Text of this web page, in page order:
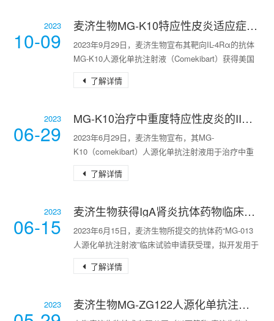
2023
10-09
麦济生物MG-K10特应性皮炎适应症获美国IND默示许可
2023年9月29日，麦济生物宣布其靶向IL-4Rα的抗体
MG-K10人源化单抗注射液（Comekibart）获得美国
食品药品监督管理局（FDA）的新药临床试验
（IND）默示许可。本研究是一项多中心的Ib期临床
炎患者中的安全性、药代动力学及初步有效性。MG-
究，达到主要临床终点，其有效性和安全性表现
了解详情
2023
06-29
MG-K10治疗中重度特应性皮炎的II期临床研究达到主要终点
2023年6月29日，麦济生物宣布，其MG-
K10（comekibart）人源化单抗注射液用于治疗中重
度特应性皮炎患者的II期临床研究达到主要临床终
点，安全性优秀，眼部及注射部位的反应不良反应低
盲、安慰剂对照的II期临床研究，主要评估MG-K10人
效性、安全性、PK特征、PD效应和免疫原性。符合
了解详情
2023
06-15
麦济生物获得IgA肾炎抗体药物临床批件
2023年6月15日，麦济生物所提交的抗体药“MG-013
人源化单抗注射液”临床试验申请获受理，拟开发用于
治疗IgA肾炎和aHUS。图源：CDE官网
了解详情
2023 麦济生物MG-ZG122人源化单抗注射液已完成Ⅰ期临床给药